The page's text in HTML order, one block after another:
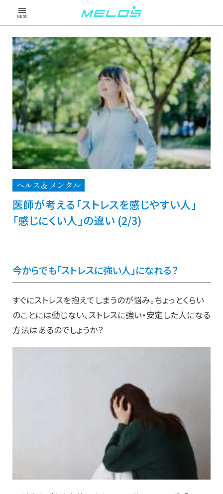
MENU
ヘルス＆メンタル
医師が考える「ストレスを感じやすい人」
「感じにくい人」の違い (2/3)
今からでも「ストレスに強い人」になれる？
すぐにストレスを抱えてしまうのが悩み。ちょっとくらい
のことには動じない、ストレスに強い・安定した人になる
方法はあるのでしょうか？